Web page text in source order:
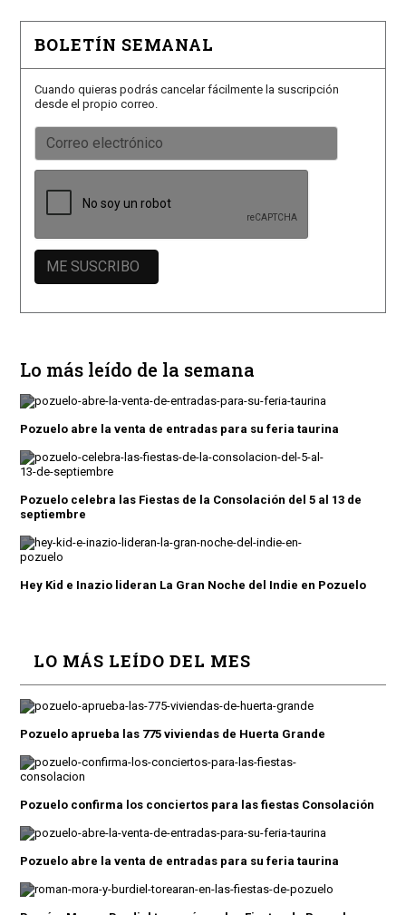
BOLETÍN SEMANAL
Cuando quieras podrás cancelar fácilmente la suscripción
desde el propio correo.
Lo más leído de la semana
Pozuelo abre la venta de entradas para su feria taurina
Pozuelo celebra las Fiestas de la Consolación del 5 al 13 de
septiembre
Hey Kid e Inazio lideran La Gran Noche del Indie en Pozuelo
LO MÁS LEÍDO DEL MES
Pozuelo aprueba las 775 viviendas de Huerta Grande
Pozuelo confirma los conciertos para las fiestas Consolación
Pozuelo abre la venta de entradas para su feria taurina